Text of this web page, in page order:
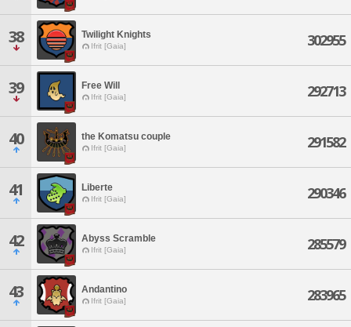
38 Twilight Knights
Ifrit [Gaia] 302955
39 Free Will
Ifrit [Gaia] 292713
40 the Komatsu couple
Ifrit [Gaia] 291582
41 Liberte
Ifrit [Gaia] 290346
42 Abyss Scramble
Ifrit [Gaia] 285579
43 Andantino
Ifrit [Gaia] 283965